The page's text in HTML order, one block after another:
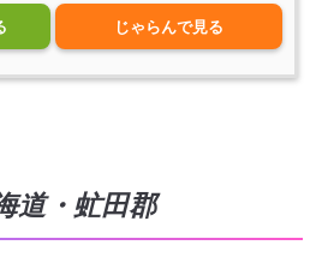
じゃらんで見る
道・虻田郡